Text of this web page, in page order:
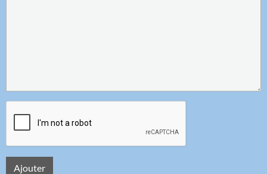
Ajouter